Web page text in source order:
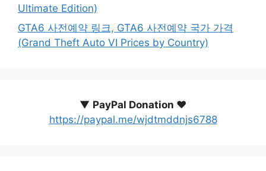
Ultimate Edition)
GTA6 사전예약 링크, GTA6 사전예약 국가 가격
(Grand Theft Auto VI Prices by Country)
▼ PayPal Donation ♥️
https://paypal.me/wjdtmddnjs6788